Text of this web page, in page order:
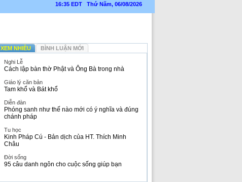
16:35 EDT Thứ Năm, 06/08/2026
XEM NHIỀU BÌNH LUẬN MỚI
Nghi Lễ
Cách lập bàn thờ Phật và Ông Bà trong nhà
Giáo lý căn bản
Tam khổ và Bát khổ
Diễn đàn
Phóng sanh như thế nào mới có ý nghĩa và đúng
chánh pháp
Tu học
Kinh Pháp Cú - Bản dịch của HT. Thích Minh
Châu
Đời sống
95 câu danh ngôn cho cuộc sống giúp bạn